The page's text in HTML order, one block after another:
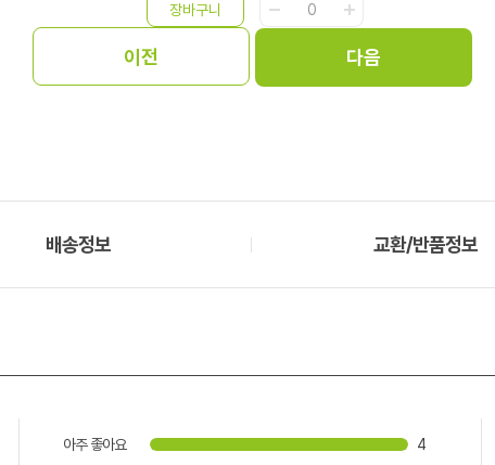
배송정보 교환/반품정보
아주 좋아요
4